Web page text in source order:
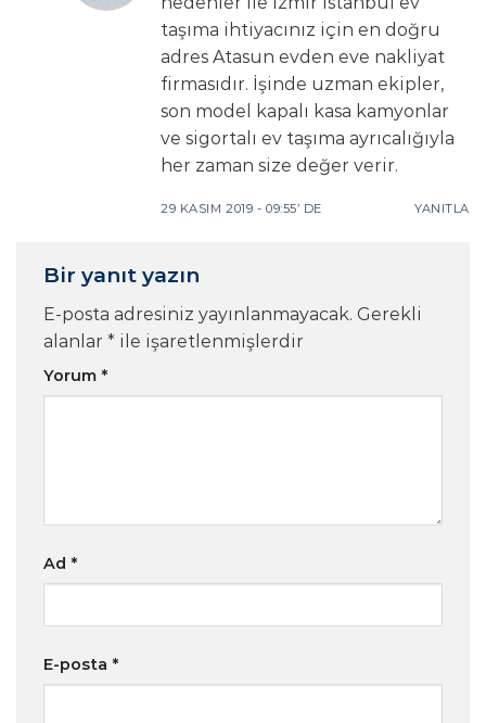
taşıma ihtiyacınız için en doğru
adres Atasun evden eve nakliyat
firmasıdır. İşinde uzman ekipler,
son model kapalı kasa kamyonlar
ve sigortalı ev taşıma ayrıcalığıyla
her zaman size değer verir.
29 KASIM 2019 - 09:55’ DE YANITLA
Bir yanıt yazın
E-posta adresiniz yayınlanmayacak. Gerekli
alanlar * ile işaretlenmişlerdir
Yorum *
Ad *
E-posta *